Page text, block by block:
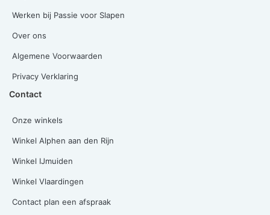
Werken bij Passie voor Slapen
Over ons
Algemene Voorwaarden
Privacy Verklaring
Contact
Onze winkels
Winkel Alphen aan den Rijn
Winkel IJmuiden
Winkel Vlaardingen
Contact plan een afspraak